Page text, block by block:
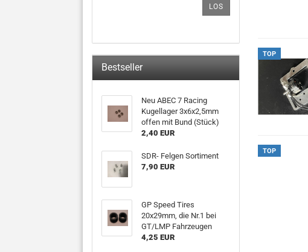
TOP
TOP
LOS
Bestseller
Neu ABEC 7 Racing
Kugellager 3x6x2,5mm
offen mit Bund (Stück)
2,40 EUR
SDR- Felgen Sortiment
7,90 EUR
GP Speed Tires
20x29mm, die Nr.1 bei
GT/LMP Fahrzeugen
4,25 EUR